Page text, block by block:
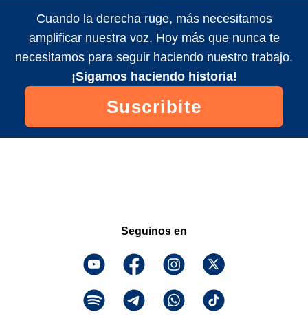
Cuando la derecha ruge, más necesitamos
amplificar nuestra voz. Hoy más que nunca te
necesitamos para seguir haciendo nuestro trabajo.
¡Sigamos haciendo historia!
Suscribite
Seguinos en